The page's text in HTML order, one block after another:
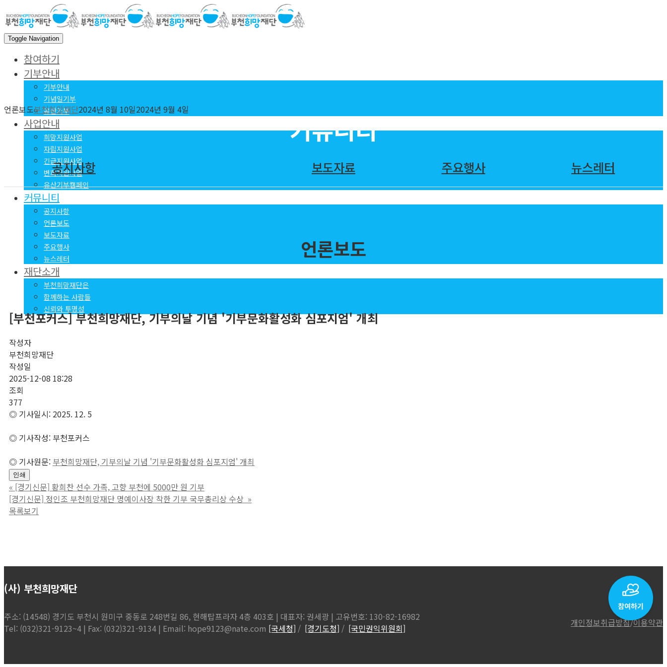
Toggle Navigation
참여하기
기부안내
기부안내
기념일기부
유산기부
사업안내
희망지원사업
자립지원사업
긴급지원사업
변화지원사업
유산기부캠페인
커뮤니티
공지사항
언론보도
보도자료
주요행사
뉴스레터
재단소개
부천희망재단은
함께하는 사람들
신뢰와 투명성
언론보도부천희망재단2024년 8월 10일2024년 9월 4일
커뮤니티
공지사항 보도자료 주요행사 뉴스레터
언론보도
[부천포커스] 부천희망재단, 기부의날 기념 '기부문화활성화 심포지엄' 개최
작성자
부천희망재단
작성일
2025-12-08 18:28
조회
377
◎ 기사일시: 2025. 12. 5
◎ 기사작성: 부천포커스
◎ 기사원문: 부천희망재단, 기부의날 기념 '기부문화활성화 심포지엄' 개최
인쇄
« [경기신문] 황희찬 선수 가족, 고향 부천에 5000만 원 기부
[경기신문] 정인조 부천희망재단 명예이사장 착한 기부 국무총리상 수상 »
목록보기
(사) 부천희망재단
주소: (14548) 경기도 부천시 원미구 중동로 248번길 86, 현해탑프라자 4층 403호 | 대표자: 권세광 | 고유번호: 130-82-16982
Tel: (032)321-9123~4 | Fax: (032)321-9134 | Email: hope9123@nate.com [국세청] / [경기도청] / [국민권익위원회] 개인정보취급방침/이용약관